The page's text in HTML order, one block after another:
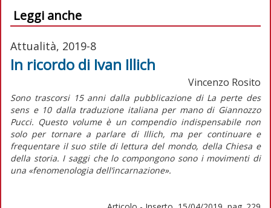
Leggi anche
Attualità, 2019-8
In ricordo di Ivan Illich
Vincenzo Rosito
Sono trascorsi 15 anni dalla pubblicazione di La perte des
sense 10 dalla traduzione italiana per mano di Giannozzo
Pucci. Questo volume è un compendio indispensabile non
solo per tornare a parlare di Illich, ma per continuare e
frequentare il suo stile di lettura del mondo, della Chiesa e
della storia. I saggi che lo compongono sono i movimenti di
una «fenomenologia dell’incarnazione».